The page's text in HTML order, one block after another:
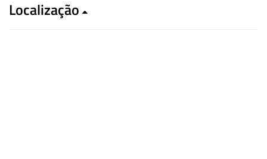
Localização